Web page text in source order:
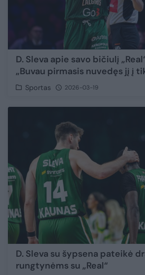
D. Sleva apie savo bičiulį
„Buvau pirmasis nuvedęs jį į
Sportas 2026-03-19
D. Sleva su šypsena pateikė
rungtynėms su „Real“